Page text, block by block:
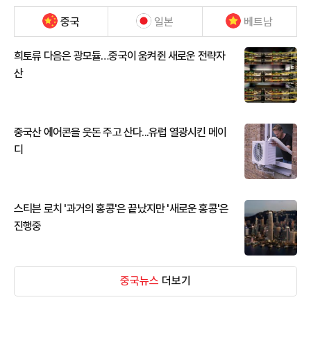
중국 일본 베트남
희토류 다음은 광모듈…중국이 움켜쥔 새로운 전략자
산
중국산 에어콘을 웃돈 주고 산다...유럽 열광시킨 메이
디
스티븐 로치 '과거의 홍콩'은 끝났지만 '새로운 홍콩'은
진행중
중국뉴스 더보기